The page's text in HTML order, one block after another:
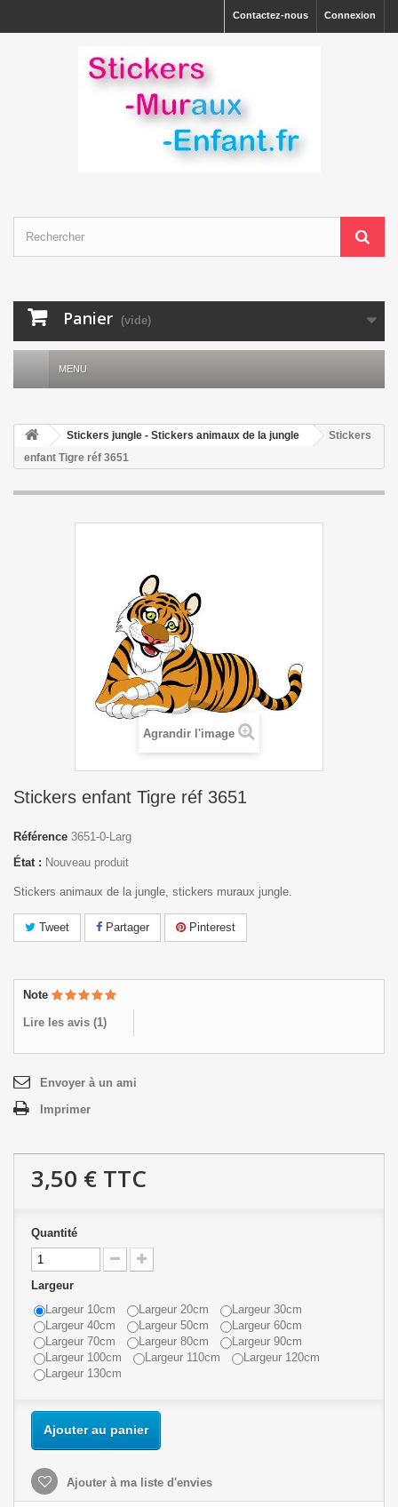
Connexion
Contactez-nous
Panier (vide)
MENU
Stickers jungle - Stickers animaux de la jungle
Stickers
enfant Tigre réf 3651
Agrandir l'image
Stickers enfant Tigre réf 3651
Référence 3651-0-Larg
État : Nouveau produit
Stickers animaux de la jungle, stickers muraux jungle.
Tweet Partager Pinterest
Note
Lire les avis (1)
Envoyer à un ami
Imprimer
3,50 € TTC
Quantité
Largeur
Largeur 10cm
Largeur 20cm
Largeur 30cm
Largeur 40cm
Largeur 50cm
Largeur 60cm
Largeur 70cm
Largeur 80cm
Largeur 90cm
Largeur 100cm
Largeur 110cm
Largeur 120cm
Largeur 130cm
Ajouter au panier
Ajouter à ma liste d'envies